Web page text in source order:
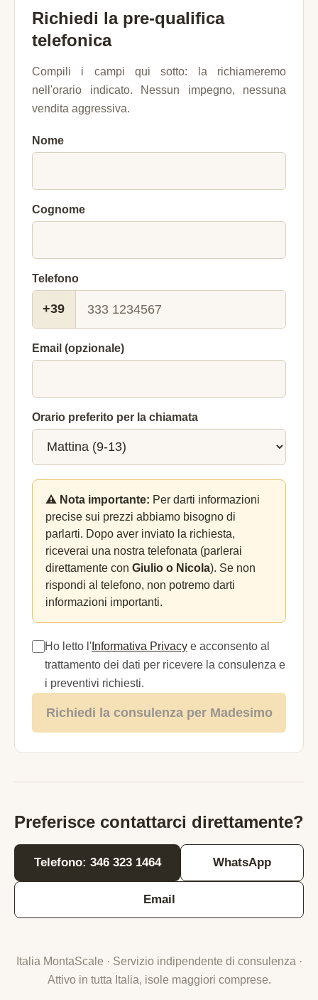
Richiedi la pre-qualifica
telefonica
Compili i campi qui sotto: la richiameremo
nell'orario indicato. Nessun impegno, nessuna
vendita aggressiva.
Nome
Cognome
Telefono
+39
Email (opzionale)
Orario preferito per la chiamata
⚠️ Nota importante: Per darti informazioni
precise sui prezzi abbiamo bisogno di
parlarti. Dopo aver inviato la richiesta,
riceverai una nostra telefonata (parlerai
direttamente con Giulio o Nicola). Se non
rispondi al telefono, non potremo darti
informazioni importanti.
Ho letto l' Informativa Privacy e acconsento al
trattamento dei dati per ricevere la consulenza e
i preventivi richiesti.
Richiedi la consulenza per Madesimo
Preferisce contattarci direttamente?
Telefono: 346 323 1464 WhatsApp
Email
Italia MontaScale · Servizio indipendente di consulenza ·
Attivo in tutta Italia, isole maggiori comprese.